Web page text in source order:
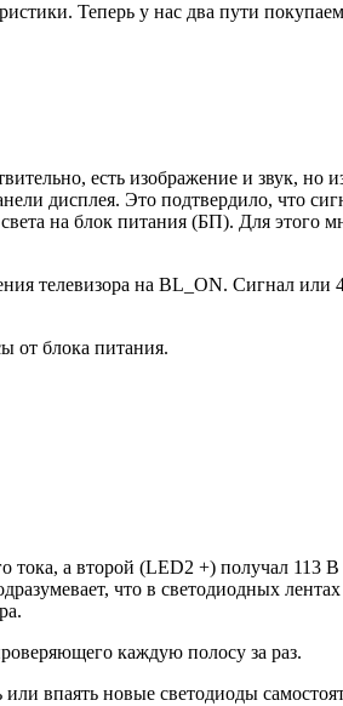
Теперь у нас два пути
есть изображение и звук, но
дисплея. Это подтвердило, что
на блок питания (БП). Для этого
телевизора на BL_ON. Сигнал или
от блока питания.
а второй (LED2 +) получал 113 В
что в светодиодных
каждую полосу за раз.
впаять новые светодиоды